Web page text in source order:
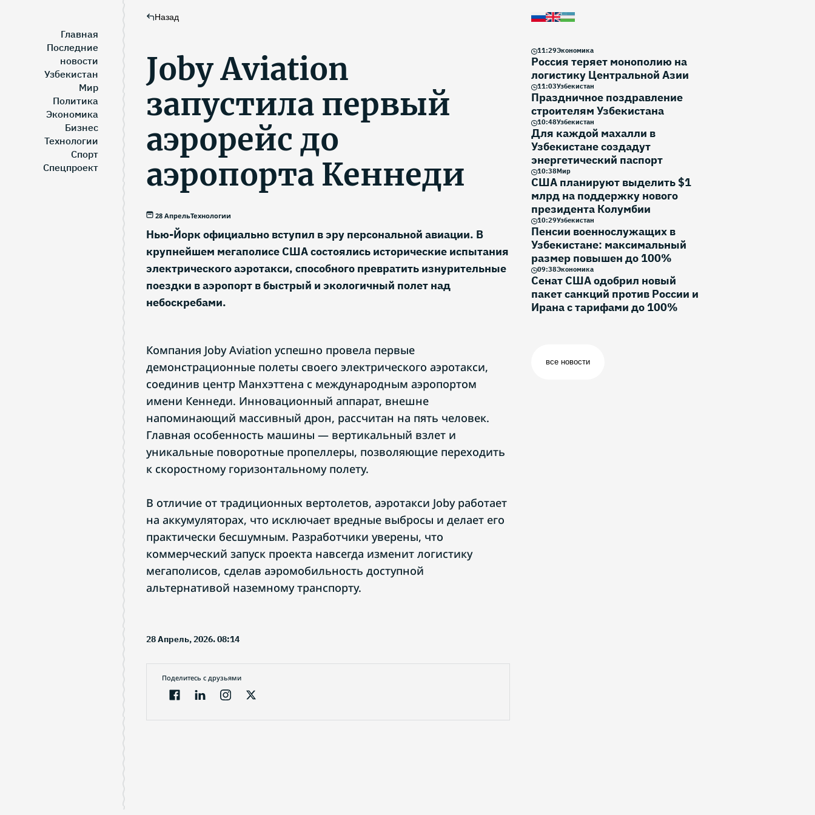
Главная
Последние
новости
Узбекистан
Мир
Политика
Экономика
Бизнес
Технологии
Спорт
Спецпроект
Назад
Joby Aviation
запустила первый
аэрорейс до
аэропорта Кеннеди
28 АпрельТехнологии
Нью-Йорк официально вступил в эру персональной авиации. В
крупнейшем мегаполисе США состоялись исторические испытания
электрического аэротакси, способного превратить изнурительные
поездки в аэропорт в быстрый и экологичный полет над
небоскребами.
Компания Joby Aviation успешно провела первые
демонстрационные полеты своего электрического аэротакси,
соединив центр Манхэттена с международным аэропортом
имени Кеннеди. Инновационный аппарат, внешне
напоминающий массивный дрон, рассчитан на пять человек.
Главная особенность машины — вертикальный взлет и
уникальные поворотные пропеллеры, позволяющие переходить
к скоростному горизонтальному полету.
В отличие от традиционных вертолетов, аэротакси Joby работает
на аккумуляторах, что исключает вредные выбросы и делает его
практически бесшумным. Разработчики уверены, что
коммерческий запуск проекта навсегда изменит логистику
мегаполисов, сделав аэромобильность доступной
альтернативой наземному транспорту.
28 Апрель, 2026. 08:14
Поделитесь с друзьями
11:29Экономика
Россия теряет монополию на
логистику Центральной Азии
11:03Узбекистан
Праздничное поздравление
строителям Узбекистана
10:48Узбекистан
Для каждой махалли в
Узбекистане создадут
энергетический паспорт
10:38Мир
США планируют выделить $1
млрд на поддержку нового
президента Колумбии
10:29Узбекистан
Пенсии военнослужащих в
Узбекистане: максимальный
размер повышен до 100%
09:38Экономика
Сенат США одобрил новый
пакет санкций против России и
Ирана с тарифами до 100%
все новости